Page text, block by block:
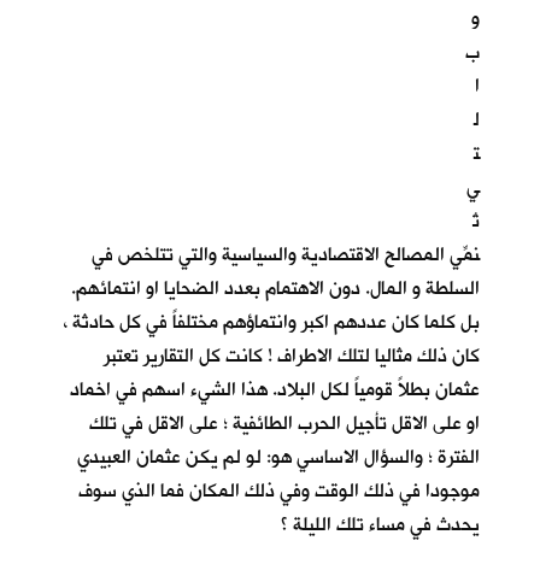
و
ب
ا
ل
ت
ي
تُ
نمِّي المصالح الاقتصادية والسياسية والتي تتلخص في
السلطة و المال. دون الاهتمام بعدد الضحايا او انتمائهم.
بل كلما كان عددهم اكبر وانتماؤهم مختلفاً في كل حادثة ،
كان ذلك مثاليا لتلك الاطراف ! كانت كل التقارير تعتبر
عثمان بطلاً قومياً لكل البلاد. هذا الشيء اسهم في اخماد
او على الاقل تأجيل الحرب الطائفية ؛ على الاقل في تلك
الفترة ؛ والسؤال الاساسي هو: لو لم يكن عثمان العبيدي
موجودا في ذلك الوقت وفي ذلك المكان فما الذي سوف
يحدث في مساء تلك الليلة ؟